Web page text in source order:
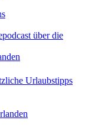
über die
Urlaubstipps